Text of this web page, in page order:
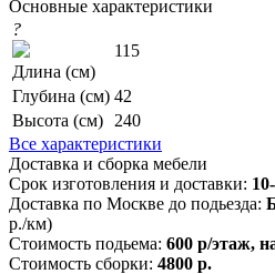
Основные характеристики
?
Длина (см)
115
Глубина (см) 42
Высота (см)
240
Все характеристики
Доставка и сборка мебели
Срок изготовления и доставки:
Доставка по Москве до подьезда:
р./км)
Стоимость подьема: 600 р/этаж,
Стоимость сборки: 4800 р.